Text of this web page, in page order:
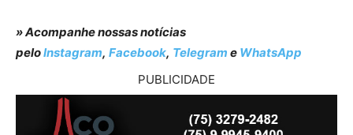
» Acompanhe nossas notícias
peloInstagram, Facebook, Telegram e WhatsApp
PUBLICIDADE